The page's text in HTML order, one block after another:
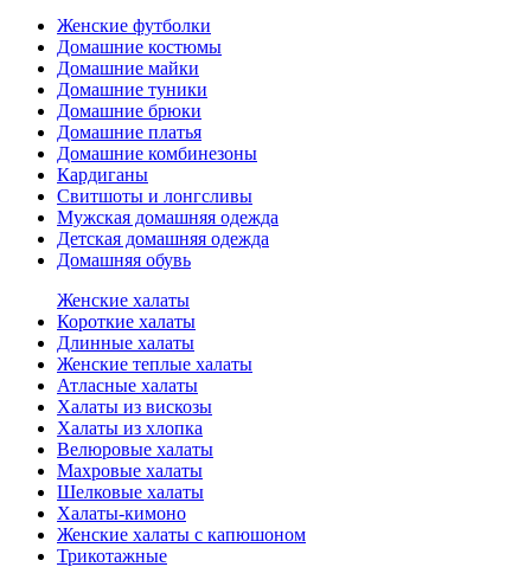
Женские футболки
Домашние костюмы
Домашние майки
Домашние туники
Домашние брюки
Домашние платья
Домашние комбинезоны
Кардиганы
Свитшоты и лонгсливы
Мужская домашняя одежда
Детская домашняя одежда
Домашняя обувь
Женские халаты
Короткие халаты
Длинные халаты
Женские теплые халаты
Атласные халаты
Халаты из вискозы
Халаты из хлопка
Велюровые халаты
Махровые халаты
Шелковые халаты
Халаты-кимоно
Женские халаты с капюшоном
Трикотажные